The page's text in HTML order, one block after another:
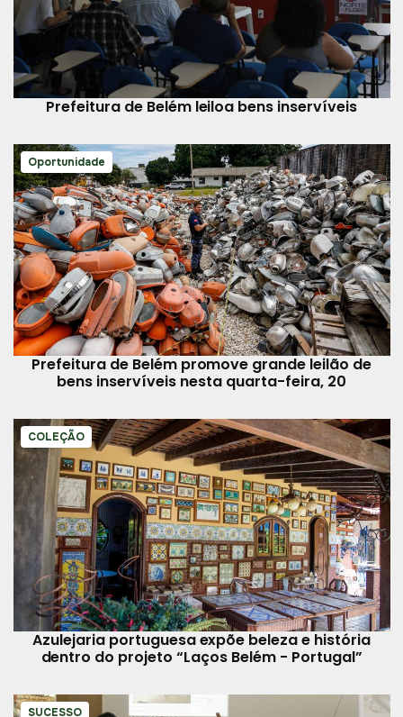
Prefeitura de Belém leiloa bens inservíveis
Oportunidade
Prefeitura de Belém promove grande leilão de
bens inservíveis nesta quarta-feira, 20
COLEÇÃO
Azulejaria portuguesa expõe beleza e história
dentro do projeto “Laços Belém - Portugal”
SUCESSO